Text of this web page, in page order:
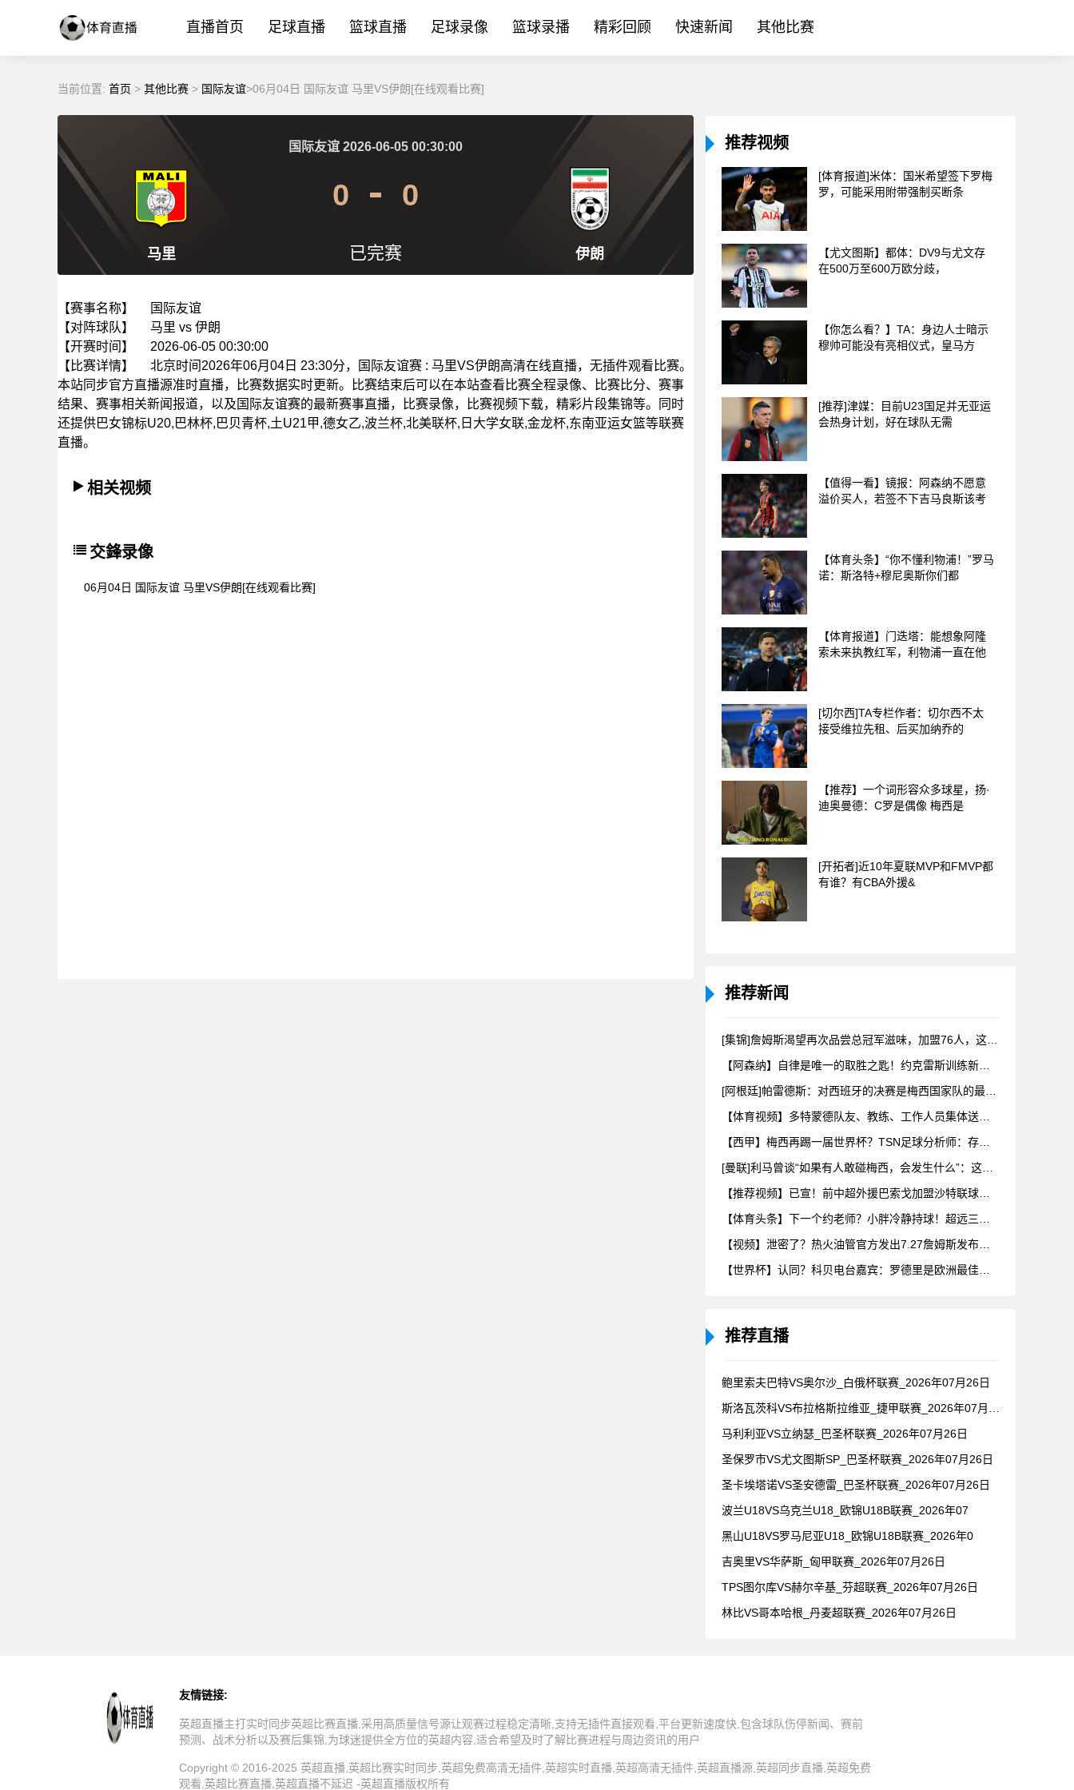
直播首页 足球直播 篮球直播 足球录像 篮球录播 精彩回顾 快速新闻 其他比赛
当前位置: 首页 > 其他比赛 > 国际友谊>06月04日 国际友谊 马里VS伊朗[在线观看比赛]
马里 伊朗
国际友谊 2026-06-05 00:30:00
0 0
已完赛
【赛事名称】
国际友谊
【对阵球队】
马里 vs 伊朗
【开赛时间】
2026-06-05 00:30:00
【比赛详情】
北京时间2026年06月04日 23:30分，国际友谊赛 : 马里VS伊朗高清在线直播，无插件观看比赛。
本站同步官方直播源准时直播，比赛数据实时更新。比赛结束后可以在本站查看比赛全程录像、比赛比分、赛事
结果、赛事相关新闻报道，以及国际友谊赛的最新赛事直播，比赛录像，比赛视频下载，精彩片段集锦等。同时
还提供巴女锦标U20,巴林杯,巴贝青杯,土U21甲,德女乙,波兰杯,北美联杯,日大学女联,金龙杯,东南亚运女篮等联赛
直播。
相关视频
交鋒录像
06月04日 国际友谊 马里VS伊朗[在线观看比赛]
推荐视频
[体育报道]米体：国米希望签下罗梅
罗，可能采用附带强制买断条
【尤文图斯】都体：DV9与尤文存
在500万至600万欧分歧，
【你怎么看？】TA：身边人士暗示
穆帅可能没有亮相仪式，皇马方
[推荐]津媒：目前U23国足并无亚运
会热身计划，好在球队无需
【值得一看】镜报：阿森纳不愿意
溢价买人，若签不下吉马良斯该考
【体育头条】“你不懂利物浦！”罗马
诺：斯洛特+穆尼奥斯你们都
【体育报道】门迭塔：能想象阿隆
索未来执教红军，利物浦一直在他
[切尔西]TA专栏作者：切尔西不太
接受维拉先租、后买加纳乔的
【推荐】一个词形容众多球星，扬·
迪奥曼德：C罗是偶像 梅西是
[开拓者]近10年夏联MVP和FMVP都
有谁？有CBA外援&
推荐新闻
推荐直播
鲍里索夫巴特VS奥尔沙_白俄杯联赛_2026年07月26日
马利利亚VS立纳瑟_巴圣杯联赛_2026年07月26日
圣保罗市VS尤文图斯SP_巴圣杯联赛_2026年07月26日
圣卡埃塔诺VS圣安德雷_巴圣杯联赛_2026年07月26日
波兰U18VS乌克兰U18_欧锦U18B联赛_2026年07
黑山U18VS罗马尼亚U18_欧锦U18B联赛_2026年0
吉奥里VS华萨斯_匈甲联赛_2026年07月26日
TPS图尔库VS赫尔辛基_芬超联赛_2026年07月26日
林比VS哥本哈根_丹麦超联赛_2026年07月26日
友情链接:
英超直播主打实时同步英超比赛直播,采用高质量信号源让观赛过程稳定清晰,支持无插件直接观看,平台更新速度快,包含球队伤停新闻、赛前
预测、战术分析以及赛后集锦,为球迷提供全方位的英超内容,适合希望及时了解比赛进程与周边资讯的用户
Copyright © 2016-2025 英超直播,英超比赛实时同步,英超免费高清无插件,英超实时直播,英超高清无插件,英超直播源,英超同步直播,英超免费
观看,英超比赛直播,英超直播不延迟 -英超直播版权所有